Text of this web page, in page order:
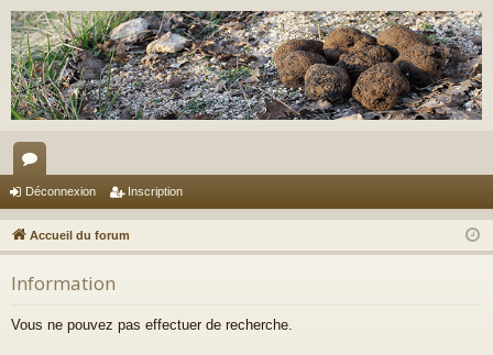
or
u
m
s
Déconnexion Inscription
Accueil du forum
Information
Vous ne pouvez pas effectuer de recherche.